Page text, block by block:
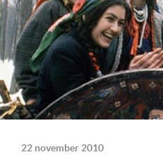
22 november 2010